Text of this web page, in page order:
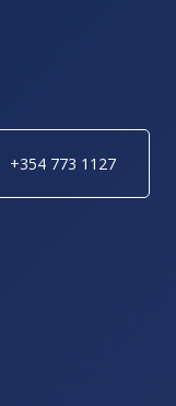
+354 773 1127